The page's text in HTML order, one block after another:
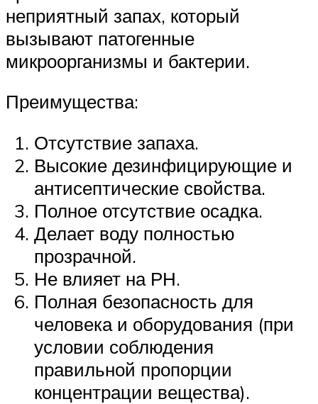
неприятный запах, который
вызывают патогенные
микроорганизмы и бактерии.
Преимущества:
Отсутствие запаха.
Высокие дезинфицирующие и
антисептические свойства.
Полное отсутствие осадка.
Делает воду полностью
прозрачной.
Не влияет на РН.
Полная безопасность для
человека и оборудования (при
условии соблюдения
правильной пропорции
концентрации вещества).